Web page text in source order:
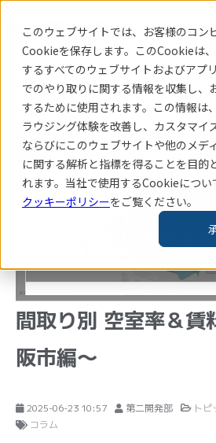
このウェブサイトでは、お客様のコン
Cookieを保存します。このCookieは
するすべてのウェブサイトおよびアプ
でのやり取りに関する情報を収集し、
するために使用されます。この情報は
ラウジング体験を改善し、カスタマイ
ならびにこのウェブサイトや他のメデ
に関する解析と指標を得ることを目的
れます。当社で使用するCookieについ
クッキーポリシーをご覧ください。
賃貸住宅指標はこち
サービス
導入事例
お知らせ
コラム・レポー
企業情報
TAS-MAP新規会員
間取り別 空室率＆
阪市編～
2025-06-23 10:57 第二開発部
トピ
コラム